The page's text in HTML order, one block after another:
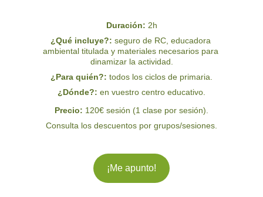
¡Me apunto!
Duración: 2h
¿Qué incluye?: seguro de RC, educadora
ambiental titulada y materiales necesarios para
dinamizar la actividad.
¿Para quién?: todos los ciclos de primaria.
¿Dónde?: en vuestro centro educativo.
Precio: 120€ sesión (1 clase por sesión).
Consulta los descuentos por grupos/sesiones.